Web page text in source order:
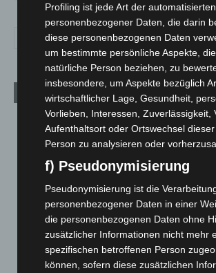
Aktuelle Beiträge
Brand im „Haus der Begegnung“ in
eingedämmt
6. August 2026
Region Hannover: 21 neue Notfallsanitäter
Roten Kreuz
5. August 2026
Mann läuft mit Hockeyschläger über A7 –
Zeugen
5. August 2026
Profiling ist jede Art der
personenbezogener Daten, die darin
diese personenbezogenen Daten
um bestimmte persönliche Aspekte,
natürliche Person beziehen, zu
insbesondere, um Aspekte bezüglich
wirtschaftlicher Lage, Gesundheit,
Vorlieben, Interessen, Zuverlässigkeit,
Aufenthaltsort oder Ortswechsel
Person zu analysieren oder
f) Pseudonymisierung
Pseudonymisierung ist die
personenbezogener Daten in einer
die personenbezogenen Daten ohne
zusätzlicher Informationen nicht mehr
spezifischen betroffenen Person
können, sofern diese zusätzlichen